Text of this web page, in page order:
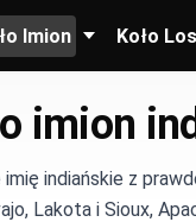
Imion Koło
imion
indiańskie z
Lakota i Sioux,